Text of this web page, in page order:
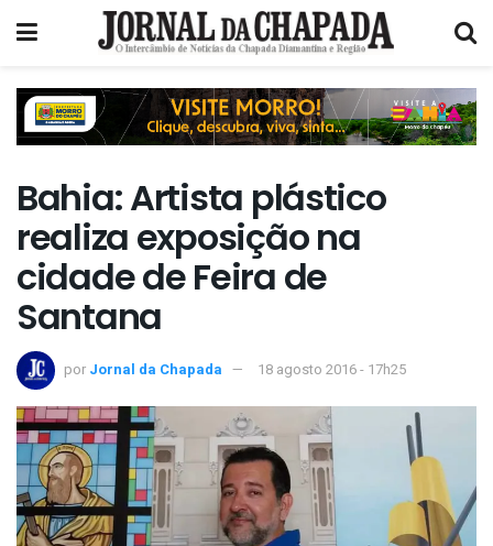
Bahia: Artista plástico
realiza exposição na
cidade de Feira de
Santana
por Jornal da Chapada 18 agosto 2016 - 17h25